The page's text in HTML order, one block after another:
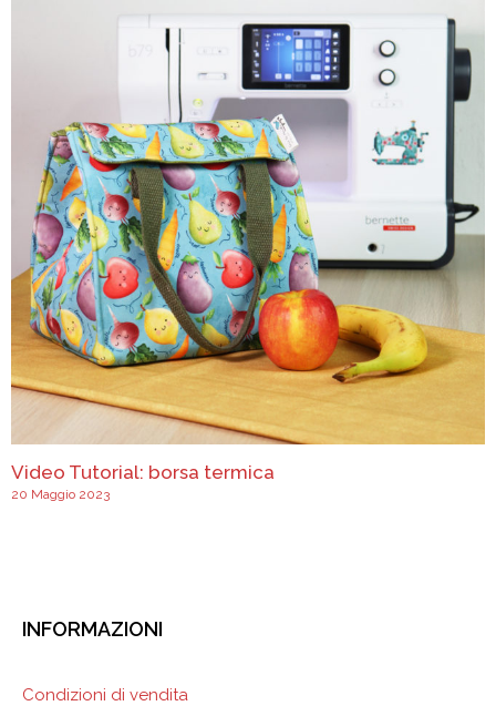
Video Tutorial: borsa termica
20 Maggio 2023
INFORMAZIONI
Condizioni di vendita